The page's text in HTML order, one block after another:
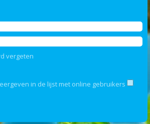
vergeten
in de lijst met online gebruikers